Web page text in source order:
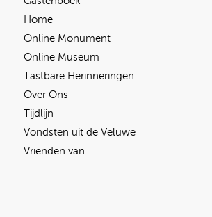
Home
Online Monument
Online Museum
Tastbare Herinneringen
Over Ons
Tijdlijn
Vondsten uit de Veluwe
Vrienden van…